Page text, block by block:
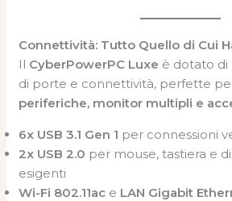
Connettività: Tutto Quello di Cui
Il CyberPowerPC Luxe è dotato di
di porte e connettività, perfette
periferiche, monitor multipli e
6x USB 3.1 Gen 1 per connessioni
2x USB 2.0 per mouse, tastiera e
esigenti
Wi-Fi 802.11ac e LAN Gigabit